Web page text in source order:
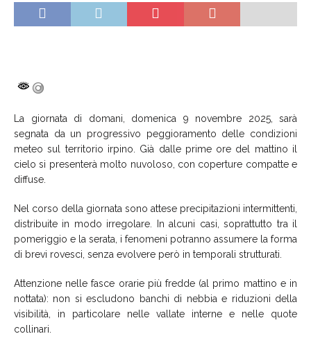
La giornata di domani, domenica 9 novembre 2025, sarà
segnata da un progressivo peggioramento delle condizioni
meteo sul territorio irpino. Già dalle prime ore del mattino il
cielo si presenterà molto nuvoloso, con coperture compatte e
diffuse.
Nel corso della giornata sono attese precipitazioni intermittenti,
distribuite in modo irregolare. In alcuni casi, soprattutto tra il
pomeriggio e la serata, i fenomeni potranno assumere la forma
di brevi rovesci, senza evolvere però in temporali strutturati.
Attenzione nelle fasce orarie più fredde (al primo mattino e in
nottata): non si escludono banchi di nebbia e riduzioni della
visibilità, in particolare nelle vallate interne e nelle quote
collinari.